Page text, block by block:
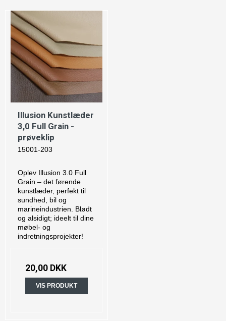
Illusion Kunstlæder
3,0 Full Grain -
prøveklip
15001-203
Oplev Illusion 3.0 Full
Grain – det førende
kunstlæder, perfekt til
sundhed, bil og
marineindustrien. Blødt
og alsidigt; ideelt til dine
møbel- og
indretningsprojekter!
20,00 DKK
VIS PRODUKT